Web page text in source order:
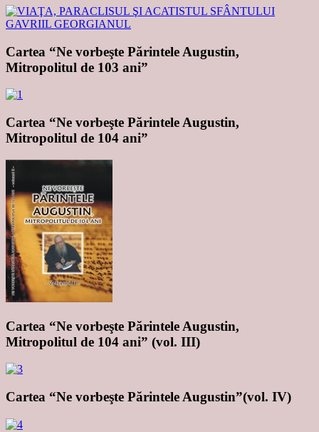
Cartea “Ne vorbeşte Părintele Augustin,
Mitropolitul de 103 ani”
Cartea “Ne vorbeşte Părintele Augustin,
Mitropolitul de 104 ani”
Cartea “Ne vorbeşte Părintele Augustin,
Mitropolitul de 104 ani” (vol. III)
Cartea “Ne vorbeşte Părintele Augustin”(vol. IV)